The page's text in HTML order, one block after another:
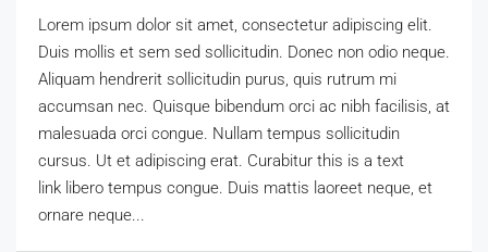
Lorem ipsum dolor sit amet, consectetur adipiscing elit.
Duis mollis et sem sed sollicitudin. Donec non odio neque.
Aliquam hendrerit sollicitudin purus, quis rutrum mi
accumsan nec. Quisque bibendum orci ac nibh facilisis, at
malesuada orci congue. Nullam tempus sollicitudin
cursus. Ut et adipiscing erat. Curabitur this is a text
link libero tempus congue. Duis mattis laoreet neque, et
ornare neque...